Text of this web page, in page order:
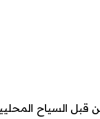
قبل السياح